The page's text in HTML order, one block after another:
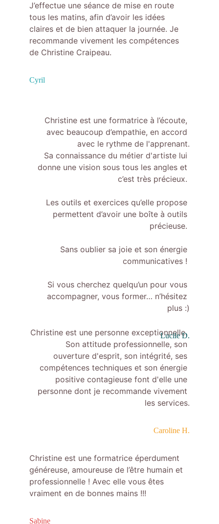
J’effectue une séance de mise en route
tous les matins, afin d’avoir les idées
claires et de bien attaquer la journée. Je
recommande vivement les compétences
de Christine Craipeau.
Cyril
Christine est une personne exceptionnelle.
Son attitude professionnelle, son
ouverture d'esprit, son intégrité, ses
compétences techniques et son énergie
positive contagieuse font d'elle une
personne dont je recommande vivement
les services.
Caroline H.
Christine est une formatrice à l’écoute,
avec beaucoup d’empathie, en accord
avec le rythme de l'apprenant.
Sa connaissance du métier d'artiste lui
donne une vision sous tous les angles et
c’est très précieux.
Les outils et exercices qu’elle propose
permettent d’avoir une boîte à outils
précieuse.
Sans oublier sa joie et son énergie
communicatives !
Si vous cherchez quelqu’un pour vous
accompagner, vous former… n’hésitez
plus :)
Lucile D.
Christine est une formatrice éperdument
généreuse, amoureuse de l’être humain et
professionnelle ! Avec elle vous êtes
vraiment en de bonnes mains !!!
Sabine